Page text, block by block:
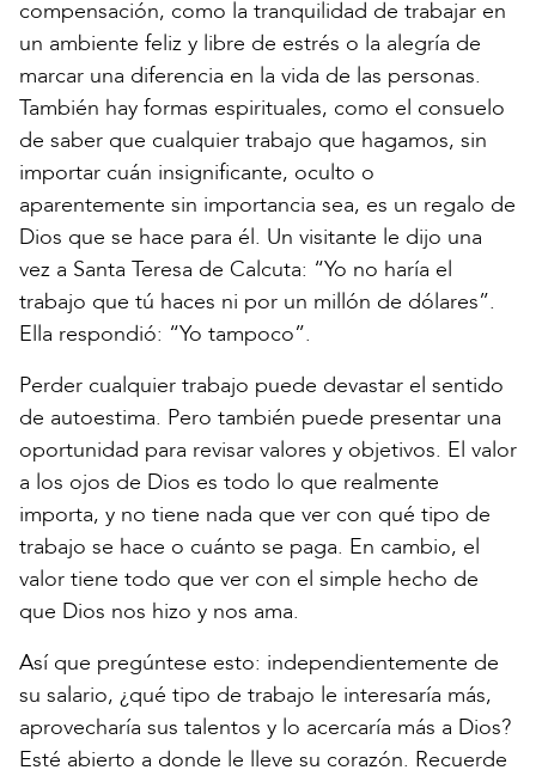
compensación, como la tranquilidad de trabajar en
un ambiente feliz y libre de estrés o la alegría de
marcar una diferencia en la vida de las personas.
También hay formas espirituales, como el consuelo
de saber que cualquier trabajo que hagamos, sin
importar cuán insignificante, oculto o
aparentemente sin importancia sea, es un regalo de
Dios que se hace para él. Un visitante le dijo una
vez a Santa Teresa de Calcuta: “Yo no haría el
trabajo que tú haces ni por un millón de dólares”.
Ella respondió: “Yo tampoco”.
Perder cualquier trabajo puede devastar el sentido
de autoestima. Pero también puede presentar una
oportunidad para revisar valores y objetivos. El valor
a los ojos de Dios es todo lo que realmente
importa, y no tiene nada que ver con qué tipo de
trabajo se hace o cuánto se paga. En cambio, el
valor tiene todo que ver con el simple hecho de
que Dios nos hizo y nos ama.
Así que pregúntese esto: independientemente de
su salario, ¿qué tipo de trabajo le interesaría más,
aprovecharía sus talentos y lo acercaría más a Dios?
Esté abierto a donde le lleve su corazón. Recuerde